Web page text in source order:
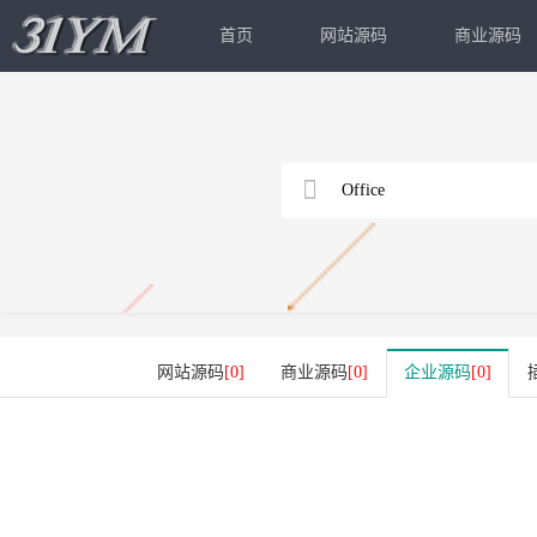
首页 网站源码 商业源码
网站源码[0] 商业源码[0] 企业源码[0]